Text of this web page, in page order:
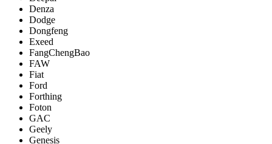
Denza
Dodge
Dongfeng
Exeed
FangChengBao
FAW
Fiat
Ford
Forthing
Foton
GAC
Geely
Genesis